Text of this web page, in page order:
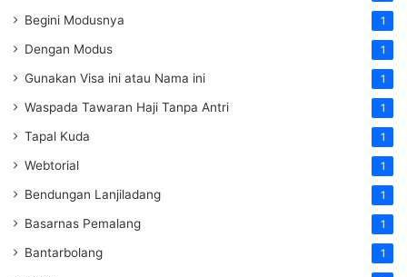
Begini Modusnya 1
Dengan Modus 1
Gunakan Visa ini atau Nama ini 1
Waspada Tawaran Haji Tanpa Antri 1
Tapal Kuda 1
Webtorial 1
Bendungan Lanjiladang 1
Basarnas Pemalang 1
Bantarbolang 1